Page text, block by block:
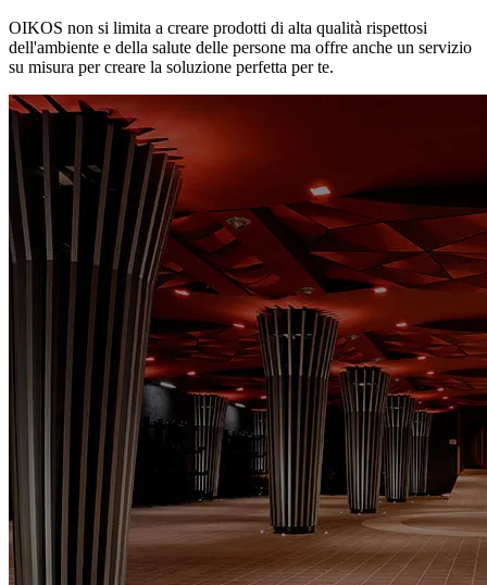
OIKOS non si limita a creare prodotti di alta qualità rispettosi
dell'ambiente e della salute delle persone ma offre anche un servizio
su misura per creare la soluzione perfetta per te.